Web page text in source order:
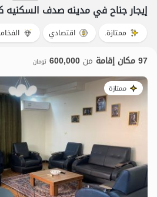
إيجار جناح في مدینه صدف
ممتازة. اقتصادي
97 مكان إقامة من 600,000 تومان
ممتازة